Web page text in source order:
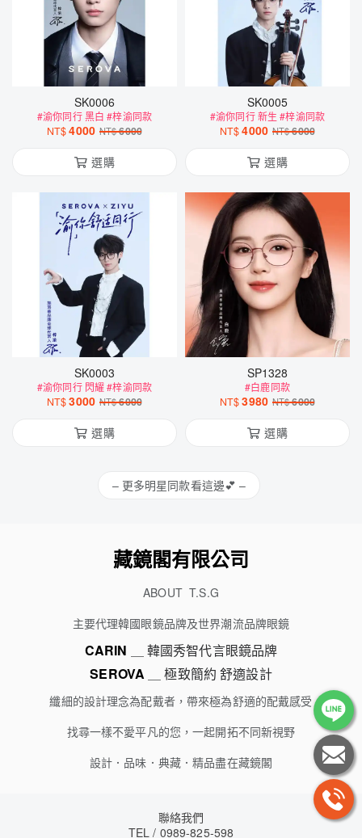
SK0006
#渝你同行 黑白 #梓渝同款
NT$ 4000 NT$6000
選購
SK0005
#渝你同行 新生 #梓渝同款
NT$ 4000 NT$6000
選購
SK0003
#渝你同行 閃耀 #梓渝同款
NT$ 3000 NT$ 6000
選購
SP1328
#白鹿同款
NT$ 3980
選購
– 更多明星同款看這邊💕 –
藏鏡閣有限公司
主要代理韓國眼鏡品牌及世界潮流品牌眼鏡
＿ 韓國秀智代言眼鏡品牌
SEROVA＿ 極致簡約 舒適設計
纖細的設計理念為配戴者，帶來極為舒適的配戴感受
找尋一樣不愛平凡的您，一起開拓不同新視野
設計．品味．典藏．精品盡在藏鏡閣
聯絡我們
TEL / 0989-825-598
2020 藏鏡閣國際精品眼鏡 All Rights Reserved.